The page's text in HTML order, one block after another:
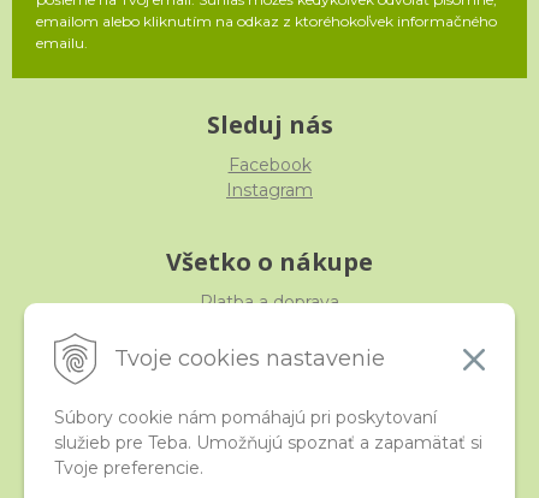
Tvoje cookies nastavenie
Súbory cookie nám pomáhajú pri poskytovaní
služieb pre Teba. Umožňujú spoznať a zapamätať si
Tvoje preferencie.
emailom alebo kliknutím na odkaz z ktoréhokoľvek informačného
emailu.
Sleduj nás
Facebook
Instagram
Všetko o nákupe
Platba a doprava
Obchodné podmienky
iStraka